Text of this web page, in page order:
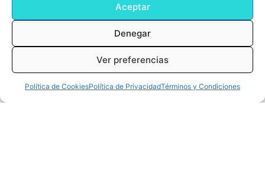
Aceptar
Denegar
Ver preferencias
Política de CookiesPolítica de PrivacidadTérminos y Condiciones
0,00€Cart